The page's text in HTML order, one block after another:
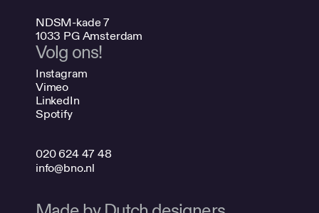
NDSM-kade 7
1033 PG Amsterdam
Volg ons!
Instagram
Vimeo
LinkedIn
Spotify
020 624 47 48
info@bno.nl